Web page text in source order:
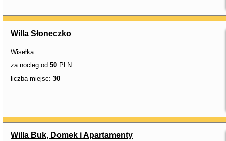
Willa Słoneczko
Wisełka
za nocleg od 50 PLN
liczba miejsc: 30
Willa Buk, Domek i Apartamenty